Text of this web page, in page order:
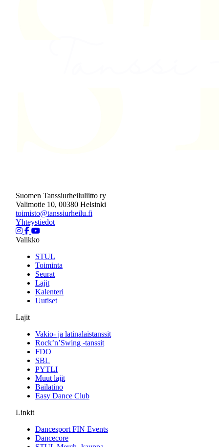
Suomen Tanssiurheiluliitto ry
Valimotie 10, 00380 Helsinki
toimisto@tanssiurheilu.fi
Yhteystiedot
Valikko
STUL
Toiminta
Seurat
Lajit
Kalenteri
Uutiset
Lajit
Vakio- ja latinalaistanssit
Rock’n’Swing -tanssit
FDO
SBL
PYTLI
Muut lajit
Bailatino
Easy Dance Club
Linkit
Dancesport FIN Events
Dancecore